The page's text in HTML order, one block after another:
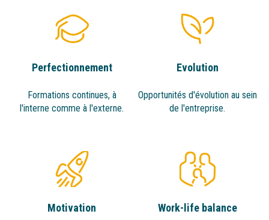
Perfectionnement
Formations continues, à
l'interne comme à l'externe.
Evolution
Opportunités d'évolution au sein
de l'entreprise.
Motivation Work-life balance